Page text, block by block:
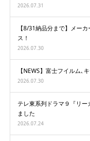
2026.07.31
【8/31納品分まで】メー
ス！
2026.07.30
【NEWS】富士フイルム､
2026.07.30
テレ東系列ドラマ９『リー
ました
2026.07.24